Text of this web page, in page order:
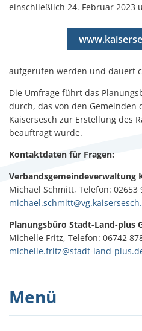
einschließlich 24. Februar 2023
aufgerufen werden und dauert
Die Umfrage führt das
durch, das von den Gemeinden
Kaisersesch zur Erstellung des
beauftragt wurde.
Kontaktdaten für Fragen:
Verbandsgemeindeverwaltung
Michael Schmitt, Telefon: 02653
Planungsbüro Stadt-Land-plus
Michelle Fritz, Telefon: 06742
michelle.fritz@stadt-land-
Menü